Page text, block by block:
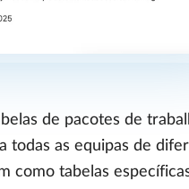
de pacotes de
todas as equipas de
como tabelas